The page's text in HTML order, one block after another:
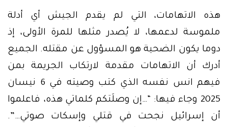
هذه الاتهامات، التي لم يقدم الجيش أي أدلة
ملموسة لدعمها، لا يُصدر مثلها للمرة الأولى، إذ
دوما يكون الضحية هو المسؤول عن مقتله. الجميع
أدرك أن الاتهامات مقدمة لارتكاب الجريمة بمن
فيهم انس نفسه الذي كتب وصيته في 6 نيسان
2025 وجاء فيها: “…إن وصلَتكم كلماتي هذه، فاعلموا
أن إسرائيل نجحت في قتلي وإسكات صوتي…”.